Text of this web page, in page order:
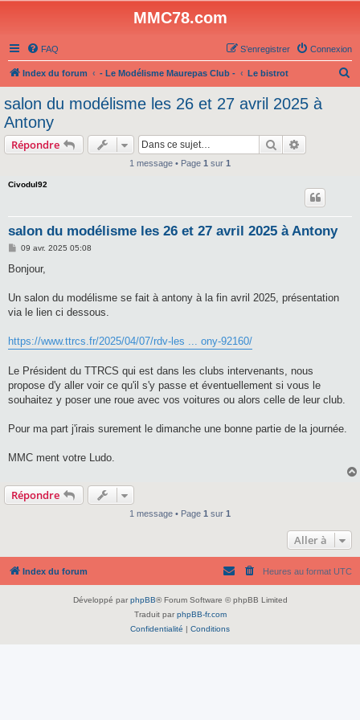
MMC78.com
FAQ Connexion
S’enregistrer
Index du forum - Le Modélisme Maurepas Club - Le bistrot
salon du modélisme les 26 et 27 avril 2025 à
Antony
Répondre Rechercher
1 message • Page 1 sur 1
Civodul92
salon du modélisme les 26 et 27 avril 2025 à Antony
M
s
g
09 avr. 2025 05:08
Bonjour,
Un salon du modélisme se fait à antony à la fin avril 2025, présentation
via le lien ci dessous.
https://www.ttrcs.fr/2025/04/07/rdv-les ... ony-92160/
Le Président du TTRCS qui est dans les clubs intervenants, nous
propose d'y aller voir ce qu'il s'y passe et éventuellement si vous le
souhaitez y poser une roue avec vos voitures ou alors celle de leur club.
Pour ma part j'irais surement le dimanche une bonne partie de la journée.
MMC ment votre Ludo.
Répondre
1 message • Page 1 sur 1
Aller à
Index du forum Heures au format UTC
Développé par phpBB® Forum Software © phpBB Limited
Traduit par phpBB-fr.com
Confidentialité | Conditions